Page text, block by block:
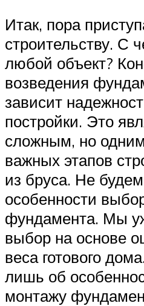
Итак, пора
строительству. С
любой объект?
возведения
зависит
постройки. Это
сложным, но
важных этапов
из бруса. Не
особенности
фундамента. Мы
выбор на основе
веса готового
лишь об
монтажу